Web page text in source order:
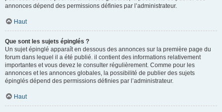
annonces dépend des permissions définies par l’administrateur.
Haut
Que sont les sujets épinglés ?
Un sujet épinglé apparaît en dessous des annonces sur la première page du
forum dans lequel il a été publié. il contient des informations relativement
importantes et vous devez le consulter régulièrement. Comme pour les
annonces et les annonces globales, la possibilité de publier des sujets
épinglés dépend des permissions définies par l’administrateur.
Haut